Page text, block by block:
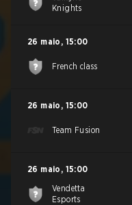
Knights
26 maio , 15:00
French class
26 maio , 15:00
Team Fusion
26 maio , 15:00
Vendetta
Esports